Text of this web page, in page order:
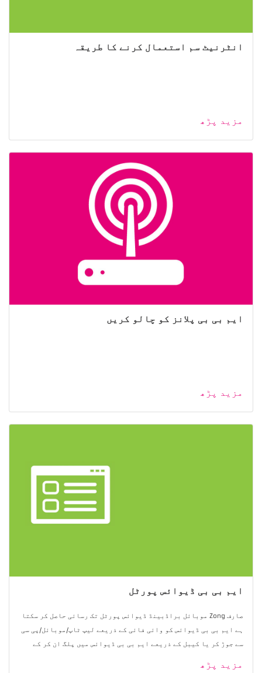
انٹرنیٹ سم استعمال کرنے کا طریقہ
مزید پڑھ
ایم بی بی پلانز کو چالو کریں
مزید پڑھ
ایم بی بی ڈیوائس پورٹل
صارف Zong موبائل براڈبینڈ ڈیوائس پورٹل تک رسائی حاصل کر سکتا
ہے ایم بی بی ڈیوائس کو وائی فائی کے ذریعے لیپ ٹاپ/موبائل/پی سی
سے جوڑ کر یا کیبل کے ذریعے ایم بی بی ڈیوائس میں پلگ ان کر کے
مزید پڑھ